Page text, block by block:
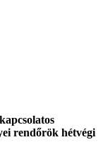
rendőrök hétvégi